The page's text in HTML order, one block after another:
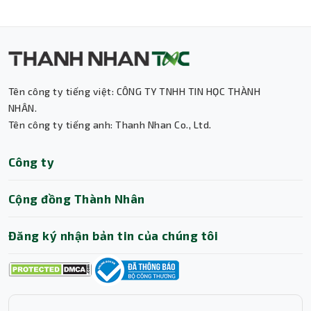
thấp. Thiết kế thông minh giúp nâng cao độ bền cho các
tĩnh khi sử dụng trong môi trường văn phòng hoặc giải trí
tại nhà.
Chính sách bảo hành 36 tháng – Cam kết
Sản phẩm được bảo hành chính hãng 36 tháng, giúp
dụng. Với uy tín lâu năm trong lĩnh vực thiết bị điện tử,
nhất cho người tiêu dùng.
Nguồn Huntkey GX850M 850W 80 Plus Gold là giải pháp
hoàn hảo cho những hệ thống máy tính đòi hỏi hiệu năng
Tên công ty tiếng việt: CÔNG TY TNHH TIN HỌC THÀNH
NHÂN.
Tên công ty tiếng anh: Thanh Nhan Co., Ltd.
Công ty
Cộng đồng Thành Nhân
Đăng ký nhận bản tin của chúng tôi